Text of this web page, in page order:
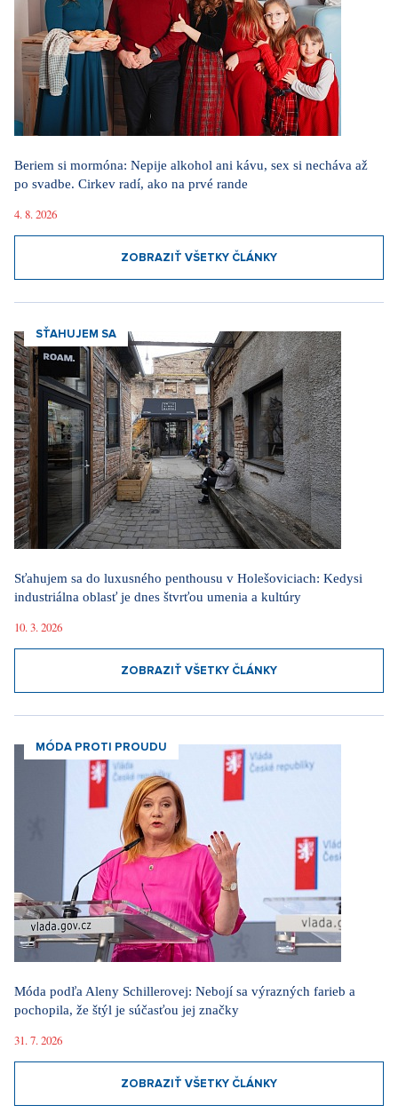
Beriem si mormóna: Nepije alkohol ani kávu, sex si necháva až
po svadbe. Cirkev radí, ako na prvé rande
4. 8. 2026
ZOBRAZIŤ VŠETKY ČLÁNKY
SŤAHUJEM SA
Sťahujem sa do luxusného penthousu v Holešoviciach: Kedysi
industriálna oblasť je dnes štvrťou umenia a kultúry
10. 3. 2026
ZOBRAZIŤ VŠETKY ČLÁNKY
MÓDA PROTI PROUDU
Móda podľa Aleny Schillerovej: Nebojí sa výrazných farieb a
pochopila, že štýl je súčasťou jej značky
31. 7. 2026
ZOBRAZIŤ VŠETKY ČLÁNKY